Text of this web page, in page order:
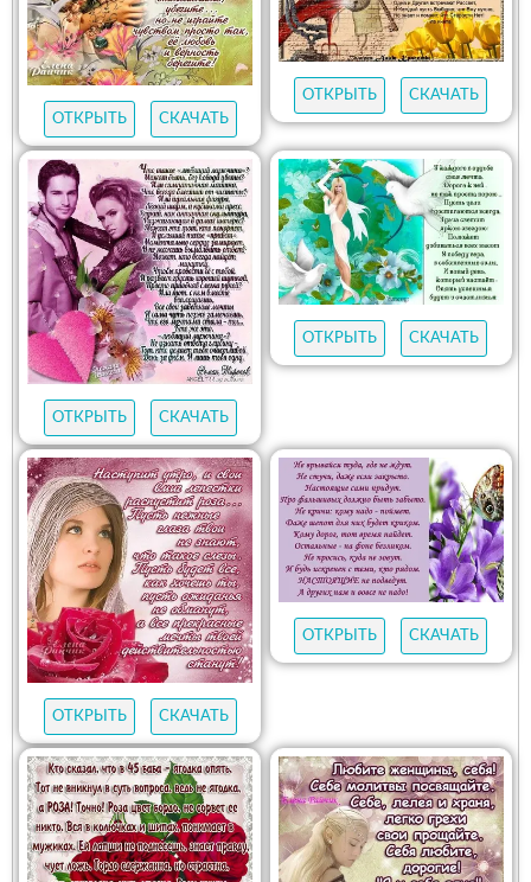
ОТКРЫТЬ СКАЧАТЬ
ОТКРЫТЬ СКАЧАТЬ
ОТКРЫТЬ СКАЧАТЬ
ОТКРЫТЬ СКАЧАТЬ
ОТКРЫТЬ СКАЧАТЬ
ОТКРЫТЬ СКАЧАТЬ